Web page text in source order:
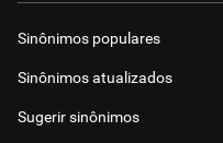
Sinônimos populares
Sinônimos atualizados
Sugerir sinônimos